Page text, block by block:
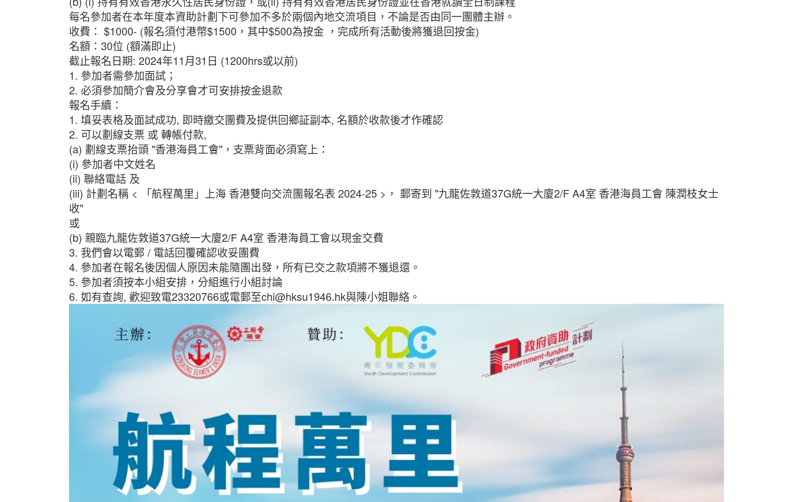
每名參加者在本年度本資助計劃下可參加不多於兩個內地交流項目，不論是否由同一團體主辦。
收費： $1000- (報名須付港幣$1500，其中$500為按金 ，完成所有活動後將獲退回按金)
名額：30位 (額滿即止)
截止報名日期: 2024年11月31日 (1200hrs或以前)
1. 參加者需參加面試；
2. 必須參加簡介會及分享會才可安排按金退款
報名手續：
1. 填妥表格及面試成功, 即時繳交團費及提供回鄉証副本, 名額於收款後才作確認
2. 可以劃線支票 或 轉帳付款,
(a) 劃線支票抬頭 "香港海員工會"，支票背面必須寫上：
(i) 參加者中文姓名
(ii) 聯絡電話 及
(iii) 計劃名稱 < 「航程萬里」上海 香港雙向交流團報名表 2024-25 >， 郵寄到 "九龍佐敦道37G統一大廈2/F A4室 香港海員工會 陳潤枝女士
收"
或
(b) 親臨九龍佐敦道37G統一大廈2/F A4室 香港海員工會以現金交費
3. 我們會以電郵 / 電話回覆確認收妥團費
4. 參加者在報名後因個人原因未能隨團出發，所有已交之款項將不獲退還。
5. 參加者須按本小組安排，分組進行小組討論
6. 如有查詢, 歡迎致電23320766或電郵至chi@hksu1946.hk與陳小姐聯絡。